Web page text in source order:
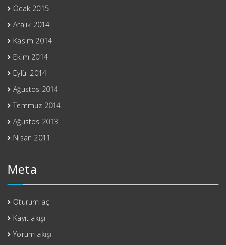
Ocak 2015
Aralık 2014
Kasım 2014
Ekim 2014
Eylül 2014
Ağustos 2014
Temmuz 2014
Ağustos 2013
Nisan 2011
Meta
Oturum aç
Kayıt akışı
Yorum akışı